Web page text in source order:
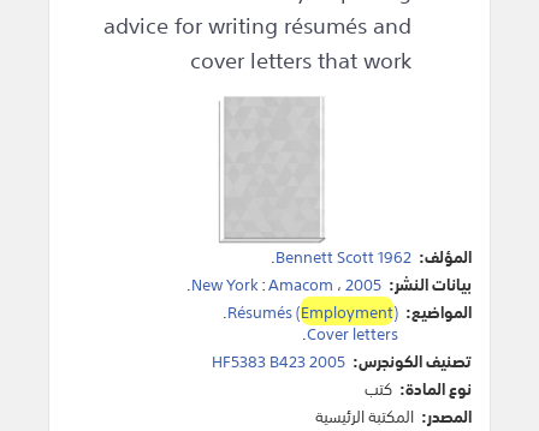
advice for writing résumés and
cover letters that work
المؤلف: Bennett Scott 1962
.
بيانات النشر:
New York:Amacom ،2005
.
المواضيع:
Résumés (Employment)
.
Cover letters
.
تصنيف الكونجرس: HF5383 B423 2005
نوع المادة: كتب
المصدر: المكتبة الرئيسية